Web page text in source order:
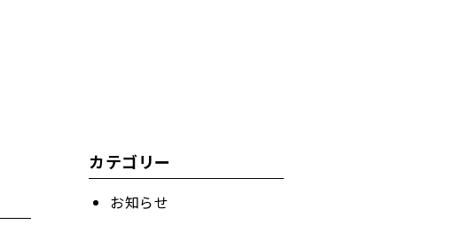
カテゴリー
お知らせ